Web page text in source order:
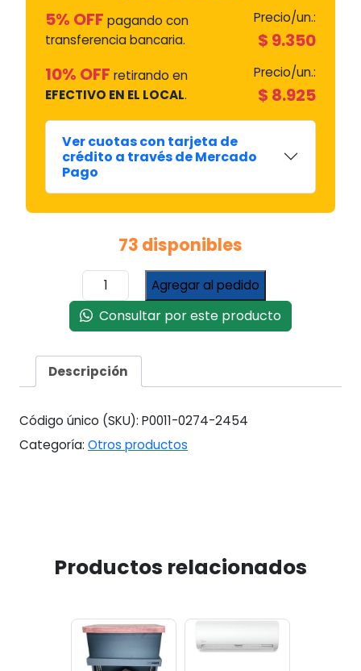
5% OFF pagando con
transferencia bancaria.
Precio/un.:
$ 9.350
10% OFF retirando en
EFECTIVO EN EL LOCAL.
Precio/un.:
$ 8.925
Ver cuotas con tarjeta de
crédito a través de Mercado
Pago
73 disponibles
Termocupla
Orbis
Moderna
300
#7552
cantidad
Agregar al pedido
Consultar por este producto
Descripción
Código único (SKU): P0011-0274-2454
Categoría: Otros productos
Productos relacionados